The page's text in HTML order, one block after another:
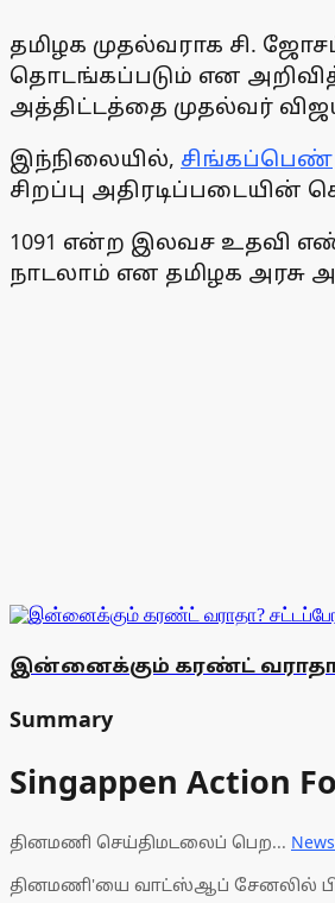
தமிழக முதல்வராக சி.
தொடங்கப்படும் என
அத்திட்டத்தை முதல்வர்
இந்நிலையில், சிங்கப்பெண்
சிறப்பு
1091 என்ற இலவச உதவி
நாடலாம் என தமிழக அரசு
இன்னைக்கும் கரண்ட் வராதா?
Summary
Singappen Action
தினமணி செய்திமடலைப் பெற...
தினமணி'யை வாட்ஸ்ஆப் சேனலில்